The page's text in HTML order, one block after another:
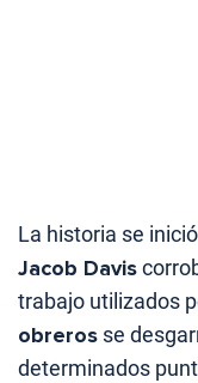
La historia se
Jacob Davis
trabajo utilizados
obreros se
determinados